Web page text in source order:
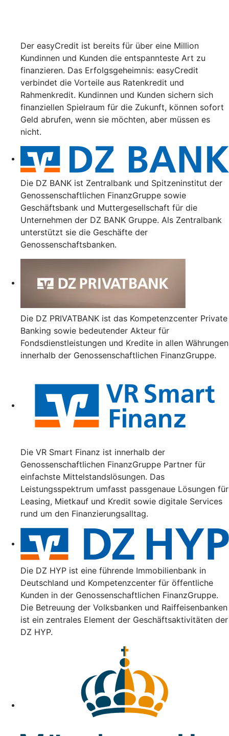
Der easyCredit ist bereits für über eine Million
Kundinnen und Kunden die entspannteste Art zu
finanzieren. Das Erfolgsgeheimnis: easyCredit
verbindet die Vorteile aus Ratenkredit und
Rahmenkredit. Kundinnen und Kunden sichern sich
finanziellen Spielraum für die Zukunft, können sofort
Geld abrufen, wenn sie möchten, aber müssen es
nicht.
Die DZ BANK ist Zentralbank und Spitzeninstitut der
Genossenschaftlichen FinanzGruppe sowie
Geschäftsbank und Muttergesellschaft für die
Unternehmen der DZ BANK Gruppe. Als Zentralbank
unterstützt sie die Geschäfte der
Genossenschaftsbanken.
Die DZ PRIVATBANK ist das Kompetenzcenter Private
Banking sowie bedeutender Akteur für
Fondsdienstleistungen und Kredite in allen Währungen
innerhalb der Genossenschaftlichen FinanzGruppe.
Die VR Smart Finanz ist innerhalb der
Genossenschaftlichen FinanzGruppe Partner für
einfachste Mittelstandslösungen. Das
Leistungsspektrum umfasst passgenaue Lösungen für
Leasing, Mietkauf und Kredit sowie digitale Services
rund um den Finanzierungsalltag.
Die DZ HYP ist eine führende Immobilienbank in
Deutschland und Kompetenzcenter für öffentliche
Kunden in der Genossenschaftlichen FinanzGruppe.
Die Betreuung der Volksbanken und Raiffeisenbanken
ist ein zentrales Element der Geschäftsaktivitäten der
DZ HYP.